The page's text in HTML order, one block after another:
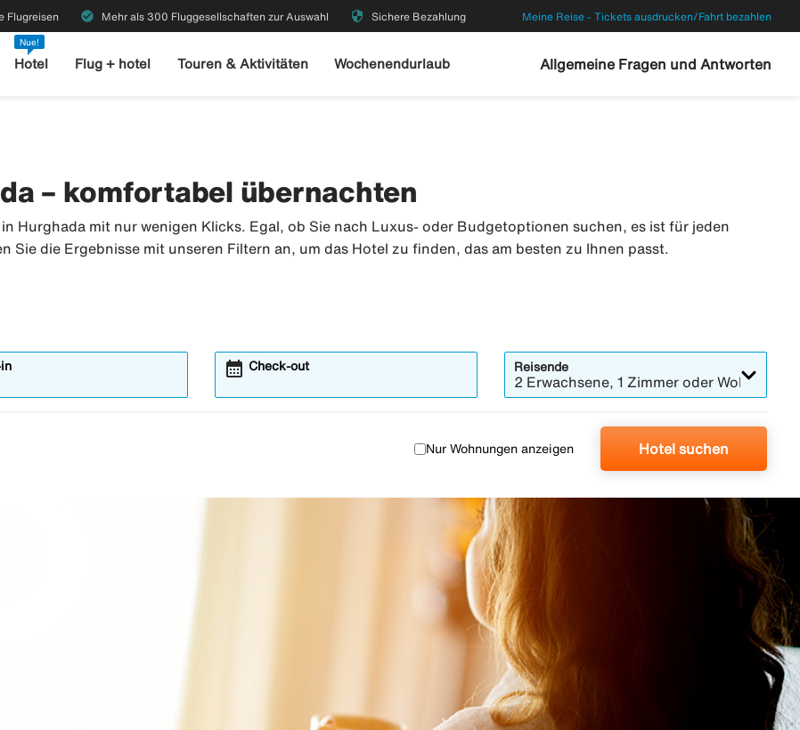
Flugreisen check_circle Mehr als 300 Fluggesellschaften zur Auswahl security Sichere Bezahlung Meine Reise - Tickets ausdrucken/Fahrt bezahlen
Nue!
Hotel Flug + hotel Touren & Aktivitäten Wochenendurlaub Allgemeine Fragen und Antworten
– komfortabel übernachten
Hurghada mit nur wenigen Klicks. Egal, ob Sie nach Luxus- oder Budgetoptionen suchen, es ist für jeden
Sie die Ergebnisse mit unseren Filtern an, um das Hotel zu finden, das am besten zu Ihnen passt.
Check-out
calendar_month Reisende
2 Erwachsene, 1 Zimmer oder Wohnung
Nur Wohnungen anzeigen Hotel suchen